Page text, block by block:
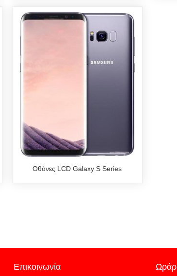
Οθόνες LCD Galaxy S Series
Επικοινωνία